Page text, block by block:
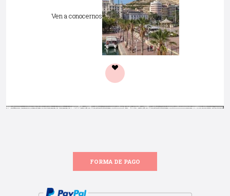
Ven a conocernos
FORMA DE PAGO